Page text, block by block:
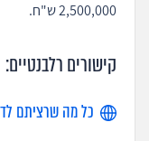
2,500,000 ש"ח.
קישורים רלבנטיים:
כל מה שרציתם